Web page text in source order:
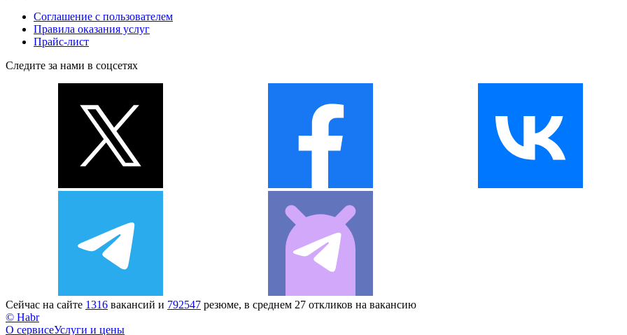
Соглашение с пользователем
Правила оказания услуг
Прайс-лист
Следите за нами в соцсетях
Сейчас на сайте 1316 вакансий и 792547 резюме, в среднем 27 откликов на вакансию
© Habr
О сервисеУслуги и цены